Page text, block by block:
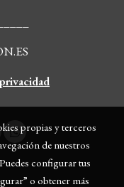
propias y terceros
de nuestros
configurar tus
o obtener más